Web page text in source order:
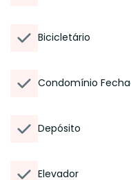
Bicicletário
Condomínio
Depósito
Elevador